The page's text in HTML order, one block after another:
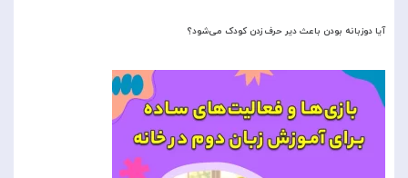
آیا دوزبانه بودن باعث دیر حرف زدن کودک می‌شود؟